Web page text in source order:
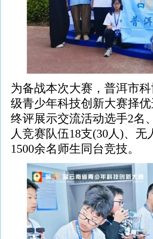
为备战本次大赛，普洱市
级青少年科技创新大赛择
终评展示交流活动选手2名
人竞赛队伍18支(30人)、
1500余名师生同台竞技。